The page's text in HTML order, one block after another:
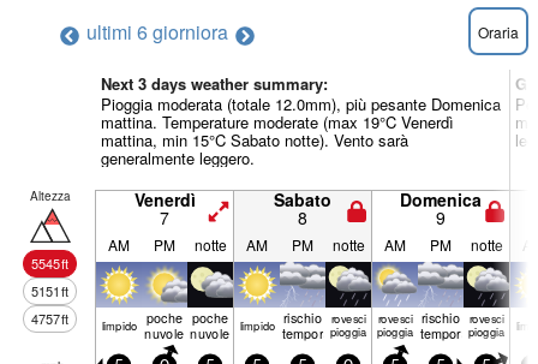
ultimi 6 giorniora Oraria
Next 3 days weather summary:
Pioggia moderata (totale 12.0mm), più pesante Domenica
mattina. Temperature moderate (max 19°C Venerdì
mattina, min 15°C Sabato notte). Vento sarà
generalmente leggero.
Altezza
5545ft
5151ft
4757ft
Venerdì
7
Sabato
8
Domenica
9
AM PM notte AM PM notte AM PM notte
limp­ido poche
nuvole
poche
nuvole limp­ido rischio
temporale
rovesci
pioggia
rovesci
pioggia
rischio
temporale
rovesci
pioggia